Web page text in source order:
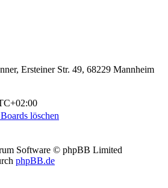
Ersteiner Str. 49, 68229 Mannheim
löschen
Software © phpBB Limited
phpBB.de